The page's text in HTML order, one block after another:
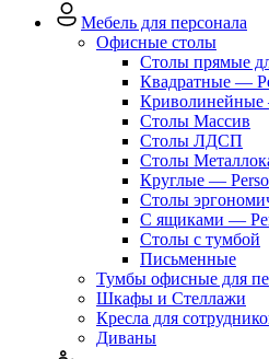
Мебель для персонала
Офисные столы
Столы прямые
Квадратные —
Криволинейные
Столы Массив
Столы ЛДСП
Столы
Круглые —
Столы
С ящиками —
Столы с тумбой
Письменные
Тумбы офисные для
Шкафы и Стеллажи
Кресла для
Диваны